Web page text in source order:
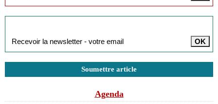
Soumettre article
Agenda